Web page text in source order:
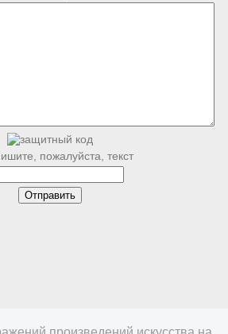
пожалуйста, текст